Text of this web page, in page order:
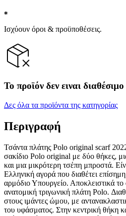
Ισχύουν όροι & προϋποθέσεις.
Το προϊόν δεν ειναι διαθέσιμο
Δες όλα τα προϊόντα της κατηγορίας
Περιγραφή
Τσάντα πλάτης Polo original scarf
σακίδιο Polo original με δύο θήκες,
και μια μικρότερη τσέπη μπροστά.
Ελληνική αγορά που διαθέτει
αρμόδιο Υπουργείο. Αποκλειστικά
ανατομική τριγωνική πλάτη Polo.
στους ιμάντες ώμου, με
του υφάσματος. Στην κεντρική θήκη